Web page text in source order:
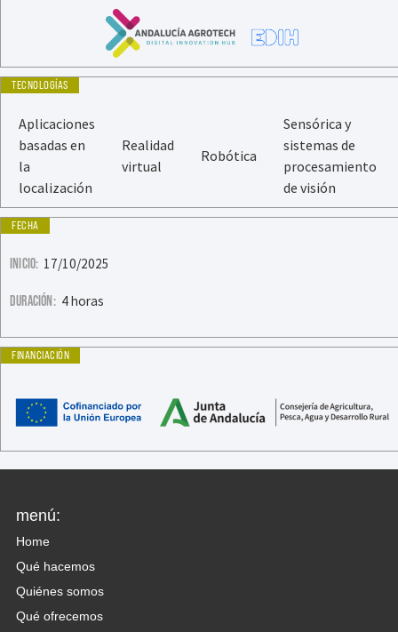
TECNOLOGÍAS
Aplicaciones
basadas en
la
localización
Realidad
virtual
Robótica
Sensórica y
sistemas de
procesamiento
de visión
FECHA
INICIO: 17/10/2025
DURACIÓN: 4 horas
FINANCIACIÓN
menú:
Home
Qué hacemos
Quiénes somos
Qué ofrecemos